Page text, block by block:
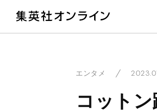
エンタメ
コット